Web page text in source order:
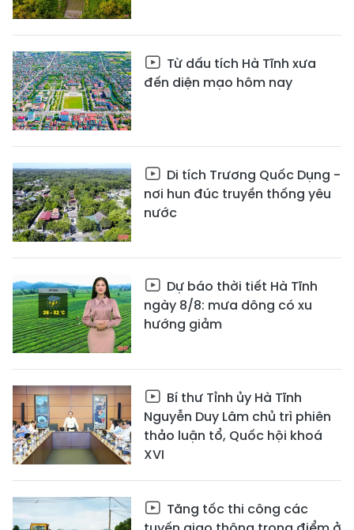
Từ dấu tích Hà Tĩnh xưa
đến diện mạo hôm nay
Di tích Trương Quốc Dụng -
nơi hun đúc truyền thống yêu
nước
Dự báo thời tiết Hà Tĩnh
ngày 8/8: mưa dông có xu
hướng giảm
Bí thư Tỉnh ủy Hà Tĩnh
Nguyễn Duy Lâm chủ trì phiên
thảo luận tổ, Quốc hội khoá
XVI
Tăng tốc thi công các